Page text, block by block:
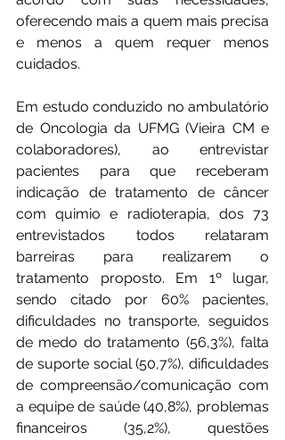
oferecendo mais a quem mais precisa
e menos a quem requer menos
cuidados.
Em estudo conduzido no ambulatório
de Oncologia da UFMG (Vieira CM e
colaboradores), ao entrevistar
pacientes para que receberam
indicação de tratamento de câncer
com quimio e radioterapia, dos 73
entrevistados todos relataram
barreiras para realizarem o
tratamento proposto. Em 1º lugar,
sendo citado por 60% pacientes,
dificuldades no transporte, seguidos
de medo do tratamento (56,3%), falta
de suporte social (50,7%), dificuldades
de compreensão/comunicação com
a equipe de saúde (40,8%), problemas
financeiros (35,2%), questões